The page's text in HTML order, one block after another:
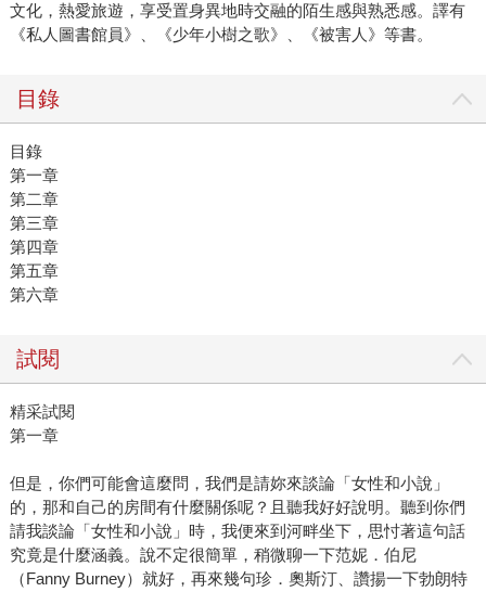
文化，熱愛旅遊，享受置身異地時交融的陌生感與熟悉感。譯有
《私人圖書館員》、《少年小樹之歌》、《被害人》等書。
目錄
目錄
第一章
第二章
第三章
第四章
第五章
第六章
試閱
精采試閱
第一章
但是，你們可能會這麼問，我們是請妳來談論「女性和小說」
的，那和自己的房間有什麼關係呢？且聽我好好說明。聽到你們
請我談論「女性和小說」時，我便來到河畔坐下，思忖著這句話
究竟是什麼涵義。說不定很簡單，稍微聊一下范妮．伯尼
（Fanny Burney）就好，再來幾句珍．奧斯汀、讚揚一下勃朗特